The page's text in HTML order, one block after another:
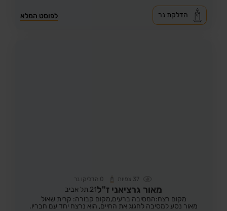
לפוסט המלא הדלקת נר
37 צפיות 0 הדליקו נר
מאור גרציאני ז"ל21, תל אביב
מקום רצח:המסיבה ברעים,מקום קבורה: קרית שאול
מאור נסע למסיבה לחגוג את החיים, הוא נרצח יחד עם חבריו.